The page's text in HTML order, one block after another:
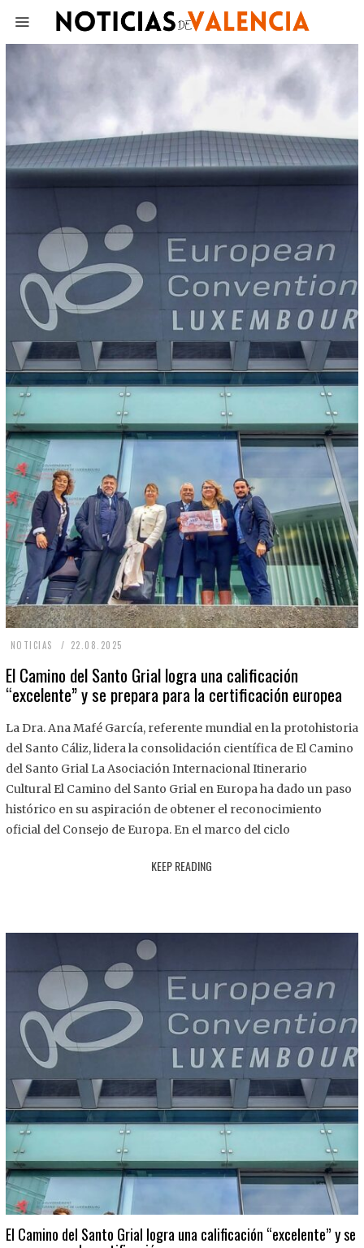
NOTICIAS 22.08.2025
.
8
2
2
El Camino del Santo Grial logra una calificación
“excelente” y se prepara para la certificación europea
La Dra. Ana Mafé García, referente mundial en la protohistoria
del Santo Cáliz, lidera la consolidación científica de El Camino
del Santo Grial La Asociación Internacional Itinerario
Cultural El Camino del Santo Grial en Europa ha dado un paso
histórico en su aspiración de obtener el reconocimiento
oficial del Consejo de Europa. En el marco del ciclo
KEEP READING
El Camino del Santo Grial logra una calificación “excelente” y se